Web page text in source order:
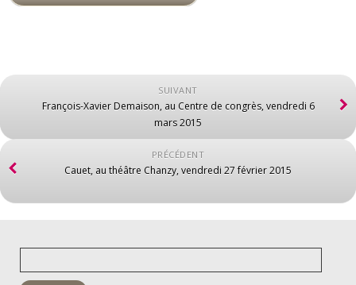
SUIVANT
François-Xavier Demaison, au Centre de congrès, vendredi 6
mars 2015
PRÉCÉDENT
Cauet, au théâtre Chanzy, vendredi 27 février 2015